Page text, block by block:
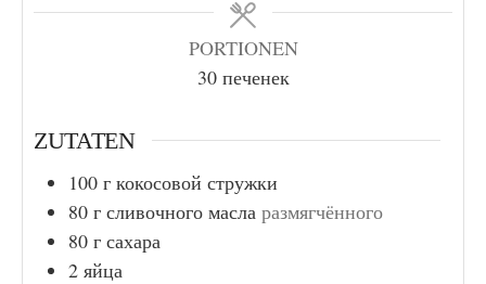
PORTIONEN
30 печенек
ZUTATEN
100 г кокосовой стружки
80 г сливочного масла размягчённого
80 г сахара
2 яйца